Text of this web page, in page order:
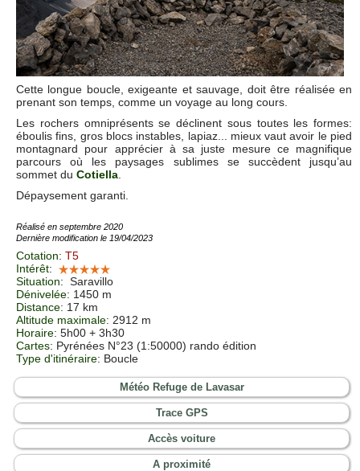
Cette longue boucle, exigeante et sauvage, doit être réalisée en
prenant son temps, comme un voyage au long cours.
Les rochers omniprésents se déclinent sous toutes les formes:
éboulis fins, gros blocs instables, lapiaz... mieux vaut avoir le pied
montagnard pour apprécier à sa juste mesure ce magnifique
parcours où les paysages sublimes se succèdent jusqu’au
sommet du Cotiella
Dépaysement garanti.
Réalisé en septembre 2020
Dernière modification le 19/04/2023
Cotation: T5
Intérêt:
Situation: Saravillo
Dénivelée: 1450 m
Distance: 17 km
Altitude maximale: 2912 m
Horaire: 5h00 + 3h30
Cartes: Pyrénées N°23 (1:50000) rando édition
Type d'itinéraire: Boucle
Météo Refuge de Lavasar
Trace GPS
Accès voiture
A proximité